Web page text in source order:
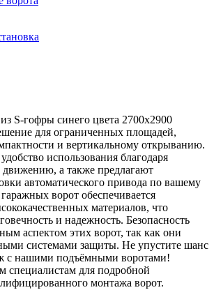
S-гофры синего цвета 2700х2900
для ограниченных площадей,
и вертикальному открыванию.
использования благодаря
а также предлагают
автоматического привода по вашему
ворот обеспечивается
материалов, что
и надежность. Безопасность
аспектом этих ворот, так как они
системами защиты. Не упустите шанс
с нашими подъёмными воротами!
специалистам для подробной
монтажа ворот.